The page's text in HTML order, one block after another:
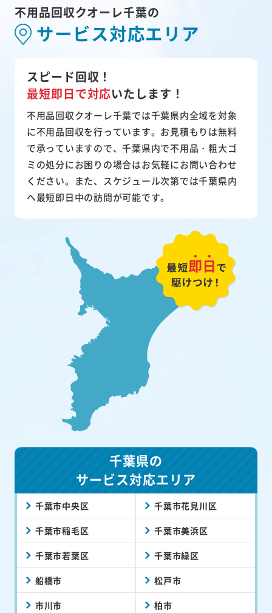
不用品回収クオーレ千葉の
サービス対応エリア
スピード回収！
最短即日で対応いたします！
不用品回収クオーレ千葉では千葉県内全域を対象
に不用品回収を行っています。お見積もりは無料
で承っていますので、千葉県内で不用品・粗大ゴ
ミの処分にお困りの場合はお気軽にお問い合わせ
ください。また、スケジュール次第では千葉県内
へ最短即日中の訪問が可能です。
千葉県の
サービス対応エリア
千葉市中央区 千葉市花見川区
千葉市稲毛区 千葉市美浜区
千葉市若葉区 千葉市緑区
船橋市 松戸市
市川市 柏市